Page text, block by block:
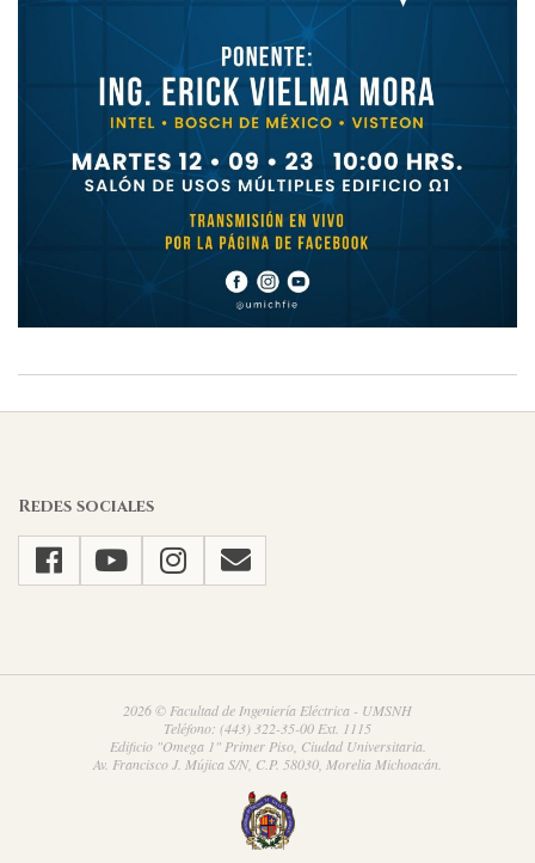
Redes sociales
2026 © Facultad de Ingeniería Eléctrica - UMSNH
Teléfono: (443) 322-35-00 Ext. 1115
Edificio "Omega 1" Primer Piso, Ciudad Universitaria.
Av. Francisco J. Mújica S/N, C.P. 58030, Morelia Michoacán.